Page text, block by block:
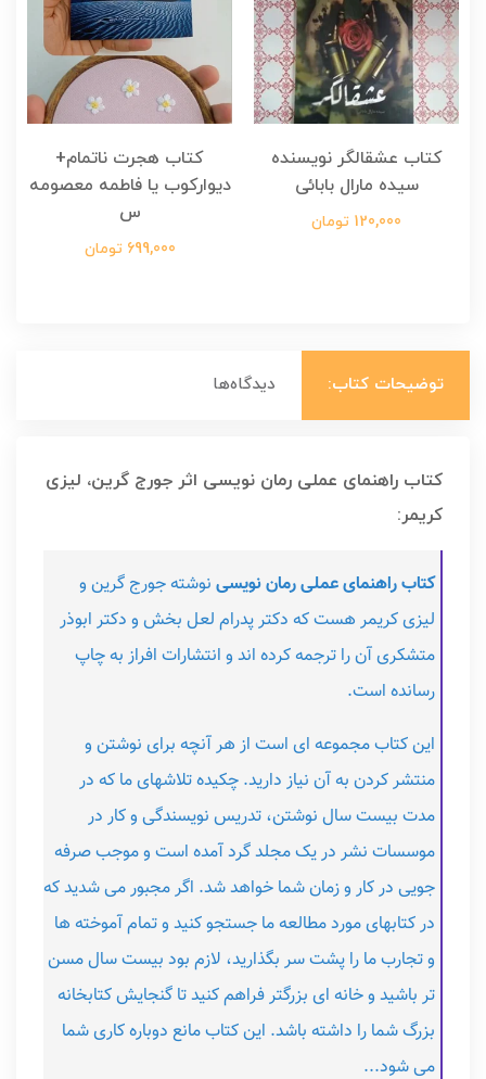
کتاب عشقالگر نویسنده
سیده مارال بابائی
120,000 تومان
کتاب هجرت ناتمام+
دیوارکوب یا فاطمه معصومه
س
699,000 تومان
توضیحات کتاب: دیدگاه‌ها
کتاب راهنمای عملی رمان نویسی اثر جورج گرین، لیزی
کریمر:
کتاب راهنمای عملی رمان نویسی نوشته جورج گرین و
لیزی کریمر هست که دکتر پدرام لعل بخش و دکتر ابوذر
متشکری آن را ترجمه کرده اند و انتشارات افراز به چاپ
رسانده است.
این کتاب مجموعه ای است از هر آنچه برای نوشتن و
منتشر کردن به آن نیاز دارید. چکیده تلاشهای ما که در
مدت بیست سال نوشتن، تدریس نویسندگی و کار در
موسسات نشر در یک مجلد گرد آمده است و موجب صرفه
جویی در کار و زمان شما خواهد شد. اگر مجبور می شدید که
در کتابهای مورد مطالعه ما جستجو کنید و تمام آموخته ها
و تجارب ما را پشت سر بگذارید، لازم بود بیست سال مسن
تر باشید و خانه ای بزرگتر فراهم کنید تا گنجایش کتابخانه
بزرگ شما را داشته باشد. این کتاب مانع دوباره کاری شما
می شود...